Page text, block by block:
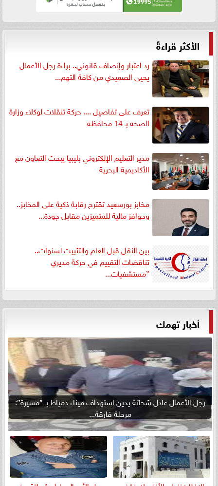
الأكثر قراءةً
رد اعتبار وإنصاف قانوني.. براءة رجل الأعمال
يحيى الصعيدي من كافة التهم...
تعرف على تفاصيل .... حركة تنقلات لوكلاء وزارة
الصحه بـ 14 محافظه
مدير التعليم الإلكتروني بليبيا يبحث التعاون مع
الأكاديمية البحرية
مخابز بورسعيد تقترح رقابة ذكية على المخابز..
وحوافز مالية للمتميزين مقابل جودة...
بين النقل قبل العام والتثبيت لسنوات..
تناقضات التقييم في حركة مديري
”مستشفيات...
أخبار تهمك
رجل الأعمال عادل شحاتة يدين استهداف ميناء دمياط بـ ”مسيرة”:
مرحلة فارقة...